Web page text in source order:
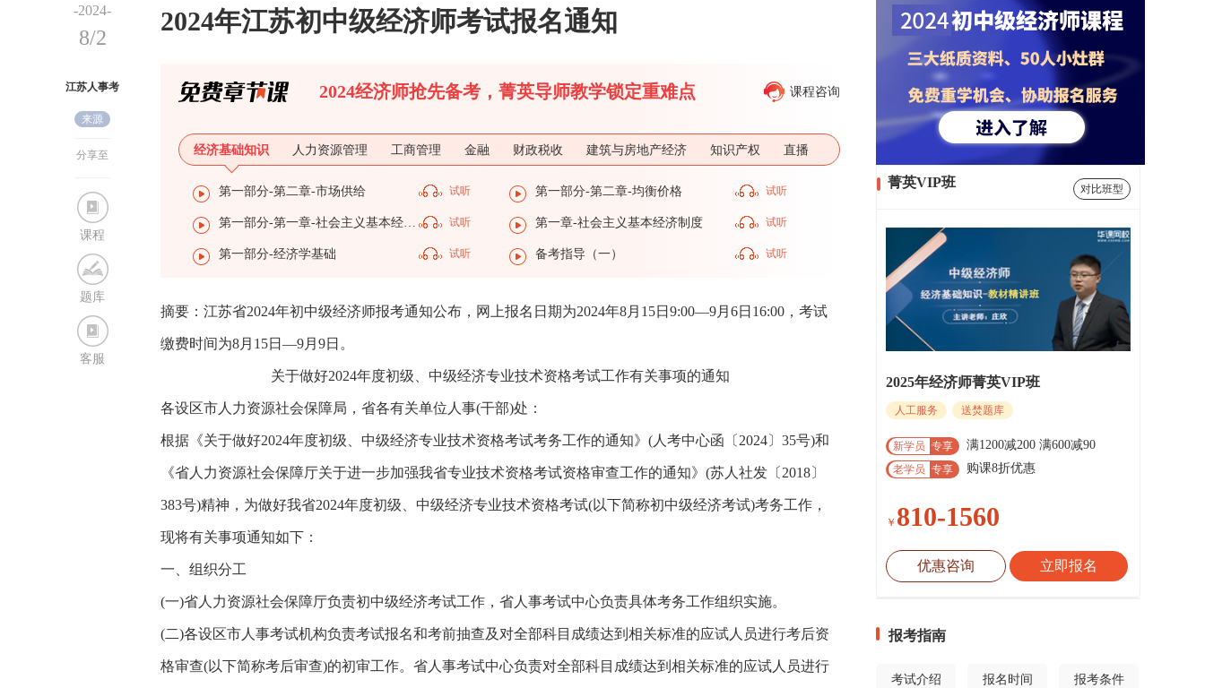
-2024-
8/2
江苏人事考
试网
来源
分享至
课程
题库
客服
2024年江苏初中级经济师考试报名通知
2024经济师抢先备考，菁英导师教学锁定重难点 课程咨询
经济基础知识 人力资源管理 工商管理 金融 财政税收 建筑与房地产经济 知识产权 直播
第一部分-第二章-市场供给 试听 第一部分-第二章-均衡价格 试听
第一部分-第一章-社会主义基本经济制度 试听 第一章-社会主义基本经济制度 试听
第一部分-经济学基础 试听 备考指导（一） 试听
摘要：江苏省2024年初中级经济师报考通知公布，网上报名日期为2024年8月15日9:00—9月6日16:00，考试
缴费时间为8月15日—9月9日。
关于做好2024年度初级、中级经济专业技术资格考试工作有关事项的通知
各设区市人力资源社会保障局，省各有关单位人事(干部)处：
根据《关于做好2024年度初级、中级经济专业技术资格考试考务工作的通知》(人考中心函〔2024〕35号)和
《省人力资源社会保障厅关于进一步加强我省专业技术资格考试资格审查工作的通知》(苏人社发〔2018〕
383号)精神，为做好我省2024年度初级、中级经济专业技术资格考试(以下简称初中级经济考试)考务工作，
现将有关事项通知如下：
一、组织分工
(一)省人力资源社会保障厅负责初中级经济考试工作，省人事考试中心负责具体考务工作组织实施。
(二)各设区市人事考试机构负责考试报名和考前抽查及对全部科目成绩达到相关标准的应试人员进行考后资
格审查(以下简称考后审查)的初审工作。省人事考试中心负责对全部科目成绩达到相关标准的应试人员进行
菁英VIP班 对比班型
2025年经济师菁英VIP班
人工服务 送焚题库
新学员 专享 满1200减200 满600减90
老学员 专享 购课8折优惠
￥ 810-1560
优惠咨询 立即报名
报考指南
考试介绍 报名时间 报考条件